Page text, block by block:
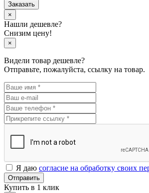
Заказать
×
Нашли дешевле?
Снизим цену!
×
Видели товар дешевле?
Отправьте, пожалуйста, ссылку на товар.
Я даю согласие на обработку своих
Отправить
Купить в 1 клик